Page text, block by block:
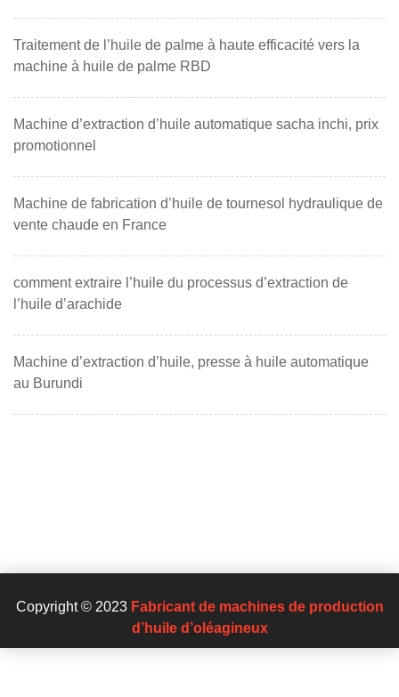
Traitement de l’huile de palme à haute efficacité vers la
machine à huile de palme RBD
Machine d’extraction d’huile automatique sacha inchi, prix
promotionnel
Machine de fabrication d’huile de tournesol hydraulique de
vente chaude en France
comment extraire l’huile du processus d’extraction de
l’huile d’arachide
Machine d’extraction d’huile, presse à huile automatique
au Burundi
Copyright © 2023 Fabricant de machines de production
d’huile d’oléagineux